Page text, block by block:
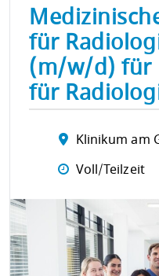
für
(m/w/d) für
für
Klinikum am
Voll/Teilzeit